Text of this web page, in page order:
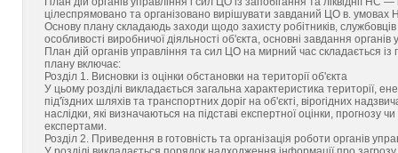
цілеспрямовано та організовано вирішувати завданий ЦО в. умовах
Основу плану складаюдь заходи щодо захисту робітників, службовців
особливості виробничої діяльності об'єкта, основні завдання
План дій органів управління та сил ЦО на мирний час складається із
плану включає:
Розділ 1. Висновки із оцінки обстановки на території об'єкта
У цьому розділі викладається загальна характеристика території,
під'їздних шляхів та транспортних доріг на об'єкті, вірогідних
наслідки, які визначаються на підставі експертної оцінки,
експертами.
Розділ 2. Приведення в готовність та організація роботи органів